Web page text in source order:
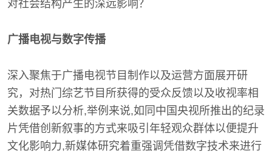
对社会结构产生的深远影响？
广播电视与数字传播
深入聚焦于广播电视节目制作以及运营方面展开研
究，对热门综艺节目所获得的受众反馈以及收视率相
关数据予以分析,举例来说,如同中国央视所推出的纪录
片凭借创新叙事的方式来吸引年轻观众群体以便提升
文化影响力,新媒体研究着重强调凭借数字技术来进行